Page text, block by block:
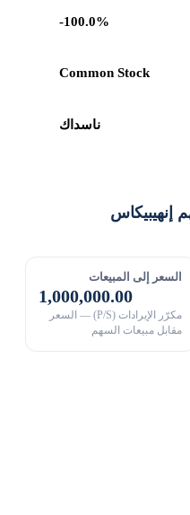
-100.0%
Common Stock
ناسداك
إنهيبيكاس
السعر إلى المبيعات
1,000,000.00
مكرّر الإيرادات (P/S) — السعر
مقابل مبيعات السهم